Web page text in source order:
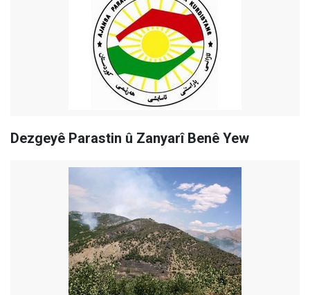
Dezgeyê Parastin û Zanyarî Benê Yew